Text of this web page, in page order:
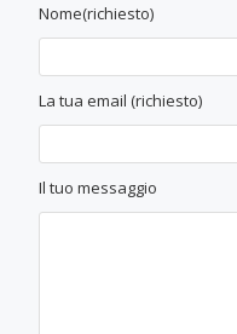
Nome(richiesto)
La tua email (richiesto)
Il tuo messaggio